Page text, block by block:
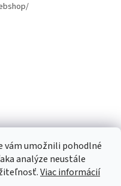
vám umožnili pohodlné
analýze neustále
Viac informácií